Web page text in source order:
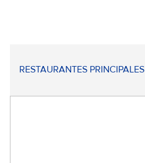
RESTAURANTES PRINCIPALES